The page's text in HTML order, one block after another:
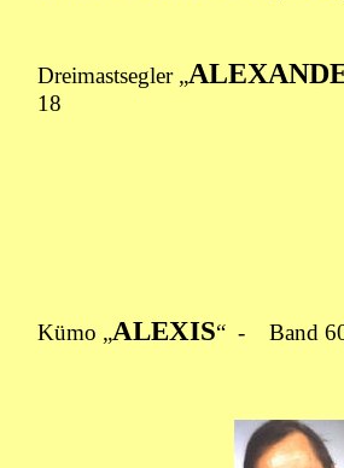
Dreimastsegler „
18
Kümo „ALEXIS“ - Band